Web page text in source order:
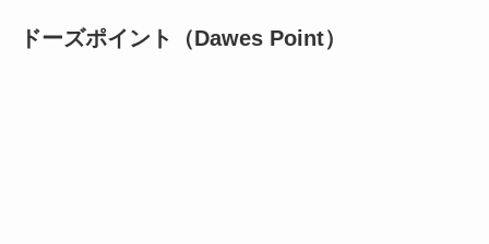
ドーズポイント（Dawes Point）